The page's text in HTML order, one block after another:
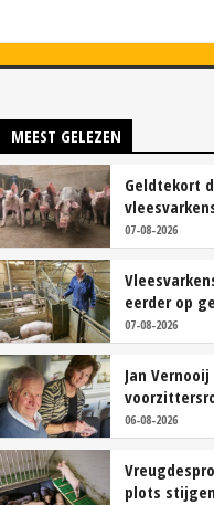
MEEST GELEZEN
Geldtekort
vrije markt
07-08-2026
eerder op
continu
brijvoer
07-08-2026
Jan
Camps
06-08-2026
plots